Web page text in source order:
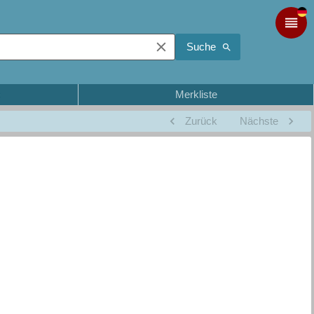
Suche
Merkliste
Zurück Nächste